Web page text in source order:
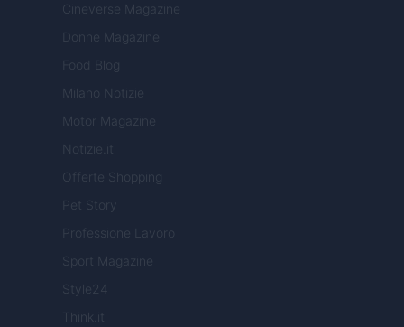
Cineverse Magazine
Donne Magazine
Food Blog
Milano Notizie
Motor Magazine
Notizie.it
Offerte Shopping
Pet Story
Professione Lavoro
Sport Magazine
Style24
Think.it